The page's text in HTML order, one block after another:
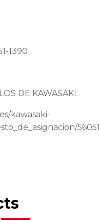
1390
DE KAWASAKI:
kawasaki-